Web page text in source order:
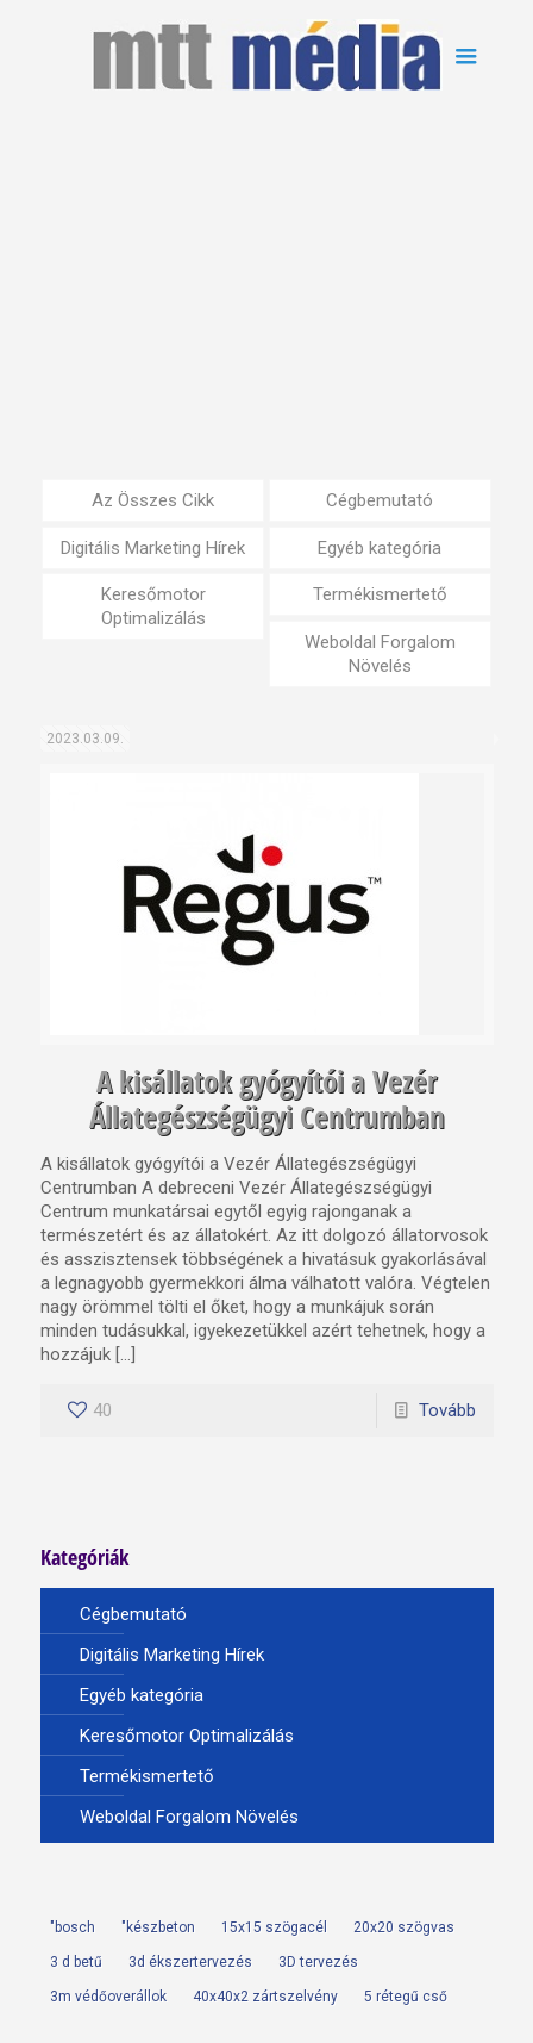
Az Összes Cikk Cégbemutató
Digitális Marketing Hírek Egyéb kategória
Keresőmotor
Optimalizálás
Termékismertető
Weboldal Forgalom
Növelés
2023.03.09.
A kisállatok gyógyítói a Vezér
Állategészségügyi Centrumban
A kisállatok gyógyítói a Vezér Állategészségügyi
Centrumban A debreceni Vezér Állategészségügyi
Centrum munkatársai egytől egyig rajonganak a
természetért és az állatokért. Az itt dolgozó állatorvosok
és asszisztensek többségének a hivatásuk gyakorlásával
a legnagyobb gyermekkori álma válhatott valóra. Végtelen
nagy örömmel tölti el őket, hogy a munkájuk során
minden tudásukkal, igyekezetükkel azért tehetnek, hogy a
hozzájuk […]
40 Tovább
Kategóriák
Cégbemutató
Digitális Marketing Hírek
Egyéb kategória
Keresőmotor Optimalizálás
Termékismertető
Weboldal Forgalom Növelés
"bosch "készbeton 15x15 szögacél 20x20 szögvas
3 d betű 3d ékszertervezés 3D tervezés
3m védőoverállok 40x40x2 zártszelvény 5 rétegű cső